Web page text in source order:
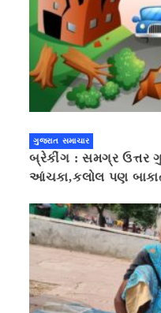
ગુજરાત સમાચાર
બ્રેકીંગ : સમગ્ર ઉત્તર
આંચકા,કલોલ પણ